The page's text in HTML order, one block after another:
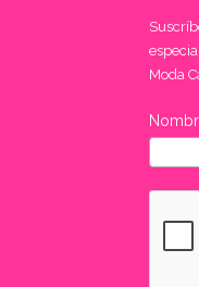
Moda